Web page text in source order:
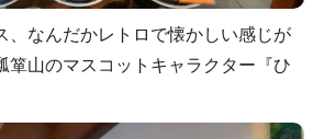
、なんだかレトロで懐かしい感じが
箪山のマスコットキャラクター『ひ